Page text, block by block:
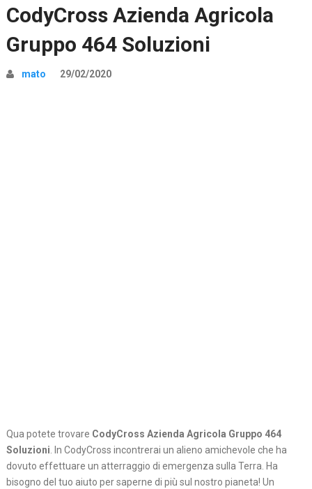
CodyCross Azienda Agricola
Gruppo 464 Soluzioni
mato 29/02/2020
Qua potete trovare CodyCross Azienda Agricola Gruppo 464
Soluzioni. In CodyCross incontrerai un alieno amichevole che ha
dovuto effettuare un atterraggio di emergenza sulla Terra. Ha
bisogno del tuo aiuto per saperne di più sul nostro pianeta! Un